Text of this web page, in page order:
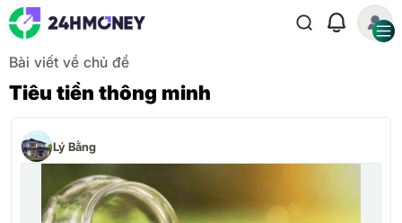
Bài viết về chủ đề
Tiêu tiền thông minh
Lý Bằng